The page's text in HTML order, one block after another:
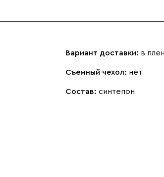
Вариант доставки: в
Съемный чехол: нет
Состав: синтепон